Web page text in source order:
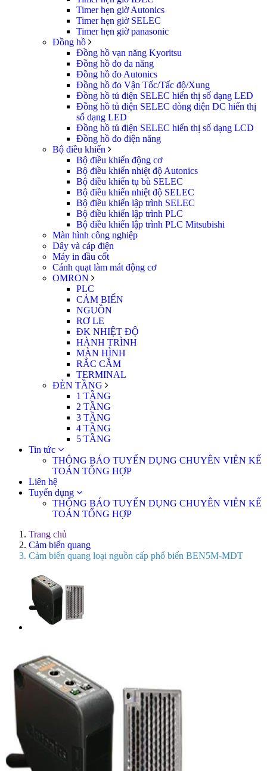
Timer hẹn giờ Autonics
Timer hẹn giờ SELEC
Timer hẹn giờ panasonic
Đồng hồ
Đồng hồ vạn năng Kyoritsu
Đồng hồ đo đa năng
Đồng hồ đo Autonics
Đồng hồ đo Vận Tốc/Tấc độ/Xung
Đồng hồ tủ điện SELEC hiển thị số dạng LED
Đồng hồ tủ điện SELEC dòng điện DC hiển thị
số dạng LED
Đồng hồ tủ điện SELEC hiển thị số dạng LCD
Đồng hồ đo điện năng
Bộ điều khiển
Bộ điều khiển động cơ
Bộ điều khiển nhiệt độ Autonics
Bộ điều khiển tụ bù SELEC
Bộ điều khiển nhiệt độ SELEC
Bộ điều khiển lập trình SELEC
Bộ điều khiển lập trình PLC
Bộ điều khiển lập trình PLC Mitsubishi
Màn hình công nghiệp
Dây và cáp điện
Máy in đầu cốt
Cánh quạt làm mát động cơ
OMRON
PLC
CẢM BIẾN
NGUỒN
RƠ LE
ĐK NHIỆT ĐỘ
HÀNH TRÌNH
MÀN HÌNH
RẮC CẮM
TERMINAL
ĐÈN TẦNG
1 TẦNG
2 TẦNG
3 TẦNG
4 TẦNG
5 TẦNG
Tin tức
THÔNG BÁO TUYỂN DỤNG CHUYÊN VIÊN KẾ
TOÁN TỔNG HỢP
Liên hệ
Tuyển dụng
THÔNG BÁO TUYỂN DỤNG CHUYÊN VIÊN KẾ
TOÁN TỔNG HỢP
Trang chủ
Cảm biến quang
Cảm biến quang loại nguồn cấp phổ biến BEN5M-MDT